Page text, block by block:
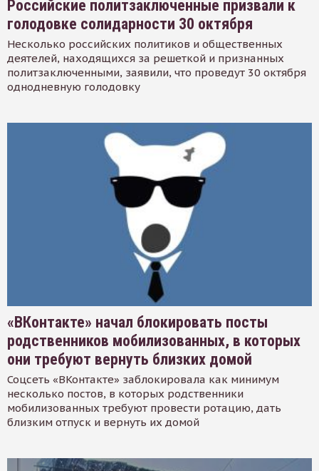
Российские политзаключенные призвали к
голодовке солидарности 30 октября
Несколько российских политиков и общественных
деятелей, находящихся за решеткой и признанных
политзаключенными, заявили, что проведут 30 октября
однодневную голодовку
«ВКонтакте» начал блокировать посты
родственников мобилизованных, в которых
они требуют вернуть близких домой
Соцсеть «ВКонтакте» заблокировала как минимум
несколько постов, в которых родственники
мобилизованных требуют провести ротацию, дать
близким отпуск и вернуть их домой